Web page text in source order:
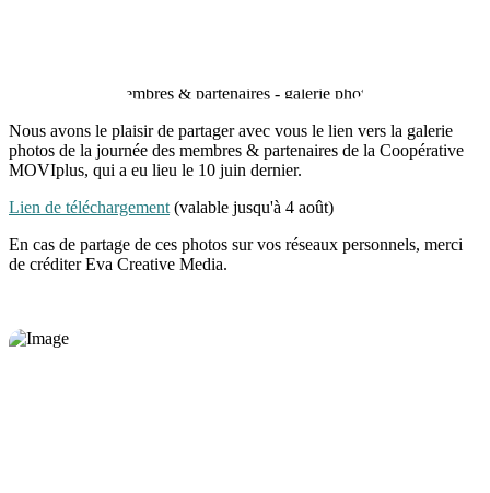
Nous avons le plaisir de partager avec vous le lien vers la galerie
photos de la journée des membres & partenaires de la Coopérative
MOVIplus, qui a eu lieu le 10 juin dernier.
Lien de téléchargement (valable jusqu'à 4 août)
En cas de partage de ces photos sur vos réseaux personnels, merci
de créditer Eva Creative Media.